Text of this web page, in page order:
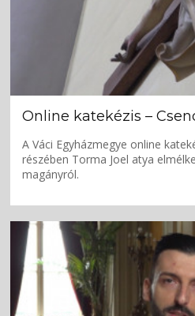
Online katekézis –
A Váci Egyházmegye online
részében Torma Joel atya
magányról.